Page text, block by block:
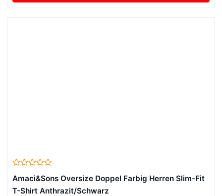
Amaci&Sons Oversize Doppel Farbig Herren Slim-Fit
T-Shirt Anthrazit/Schwarz